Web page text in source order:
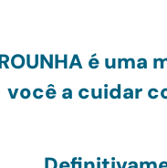
UNHA é uma
você a cuidar